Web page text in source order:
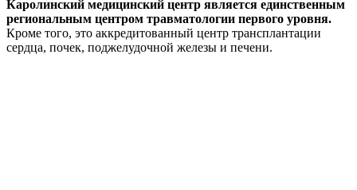
Каролинский медицинский центр является единственным
региональным центром травматологии первого уровня.
Кроме того, это аккредитованный центр трансплантации
сердца, почек, поджелудочной железы и печени.